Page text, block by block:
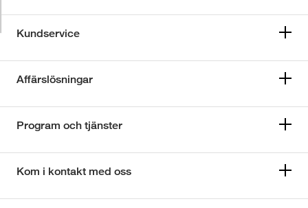
Kundservice
Affärslösningar
Program och tjänster
Kom i kontakt med oss